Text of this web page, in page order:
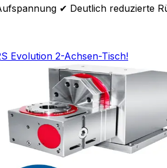
✔ Deutlich reduzierte
Evolution 2-Achsen-Tisch!